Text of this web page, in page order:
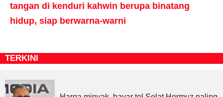
tangan di kenduri kahwin berupa binatang
hidup, siap berwarna-warni
TERKINI